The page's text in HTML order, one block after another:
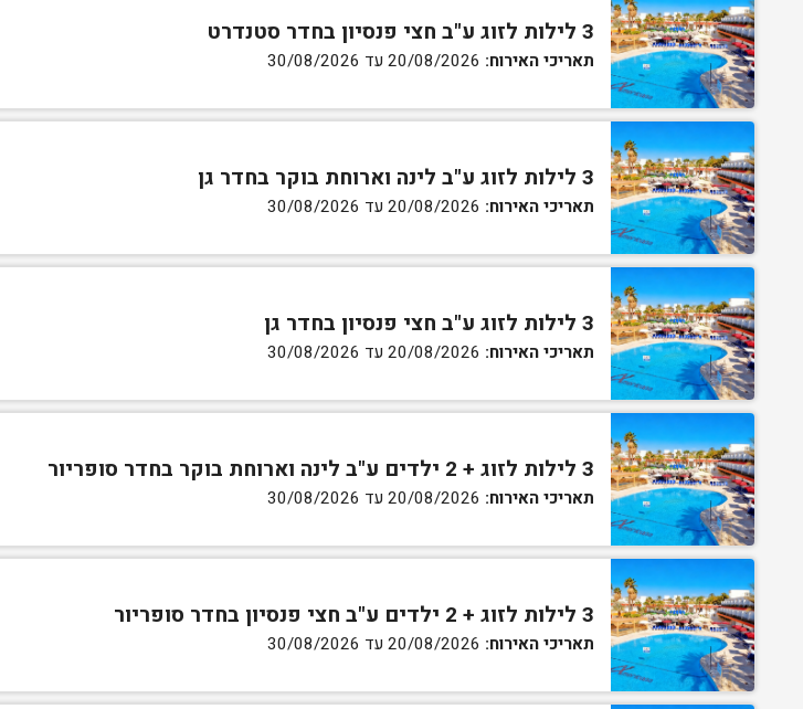
3 לילות לזוג ע"ב חצי פנסיון בחדר סטנדרט
תאריכי האירוח:
3 לילות לזוג ע"ב לינה וארוחת בוקר בחדר גן
תאריכי האירוח:
3 לילות לזוג ע"ב חצי פנסיון בחדר גן
תאריכי האירוח:
3 לילות לזוג + 2 ילדים ע"ב לינה וארוחת בוקר בחדר סופריור
תאריכי האירוח:
3 לילות לזוג + 2 ילדים ע"ב חצי פנסיון בחדר סופריור
תאריכי האירוח: